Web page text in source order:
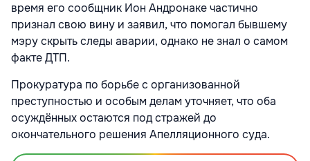
время его сообщник Ион Андронаке частично
признал свою вину и заявил, что помогал бывшему
мэру скрыть следы аварии, однако не знал о самом
факте ДТП.
Прокуратура по борьбе с организованной
преступностью и особым делам уточняет, что оба
осуждённых остаются под стражей до
окончательного решения Апелляционного суда.